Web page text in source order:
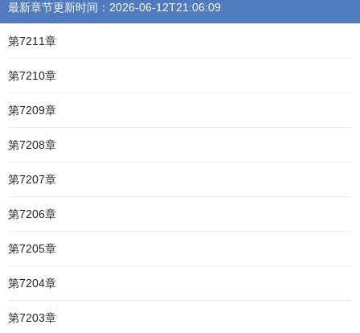
最新章节更新时间：2026-06-12T21:06:09
第7211章
第7210章
第7209章
第7208章
第7207章
第7206章
第7205章
第7204章
第7203章